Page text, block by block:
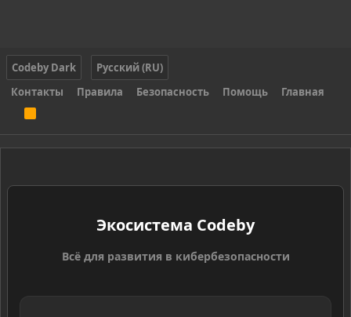
Codeby Dark
Русский (RU)
Контакты
Правила Безопасность Помощь Главная
S
Экосистема Codeby
Всё для развития в кибербезопасности